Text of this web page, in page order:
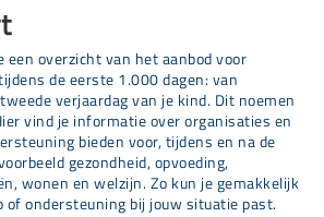
een overzicht van het aanbod voor
de eerste 1.000 dagen: van
verjaardag van je kind. Dit noemen
vind je informatie over organisaties en
bieden voor, tijdens en na de
gezondheid, opvoeding,
wonen en welzijn. Zo kun je gemakkelijk
of ondersteuning bij jouw situatie past.